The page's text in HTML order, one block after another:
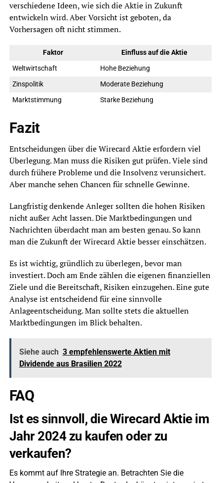
verschiedene Ideen, wie sich die Aktie in Zukunft
entwickeln wird. Aber Vorsicht ist geboten, da
Vorhersagen oft nicht stimmen.
Faktor
Einfluss auf die Aktie
Weltwirtschaft
Hohe Beziehung
Zinspolitik
Moderate Beziehung
Marktstimmung
Starke Beziehung
Fazit
Entscheidungen über die Wirecard Aktie erfordern viel
Überlegung. Man muss die Risiken gut prüfen. Viele sind
durch frühere Probleme und die Insolvenz verunsichert.
Aber manche sehen Chancen für schnelle Gewinne.
Langfristig denkende Anleger sollten die hohen Risiken
nicht außer Acht lassen. Die Marktbedingungen und
Nachrichten überdacht man am besten genau. So kann
man die Zukunft der Wirecard Aktie besser einschätzen.
Es ist wichtig, gründlich zu überlegen, bevor man
investiert. Doch am Ende zählen die eigenen finanziellen
Ziele und die Bereitschaft, Risiken einzugehen. Eine gute
Analyse ist entscheidend für eine sinnvolle
Anlageentscheidung. Man sollte stets die aktuellen
Marktbedingungen im Blick behalten.
Siehe auch 3 empfehlenswerte Aktien mit
Dividende aus Brasilien 2022
FAQ
Ist es sinnvoll, die Wirecard Aktie im
Jahr 2024 zu kaufen oder zu
verkaufen?
Es kommt auf Ihre Strategie an. Betrachten Sie die